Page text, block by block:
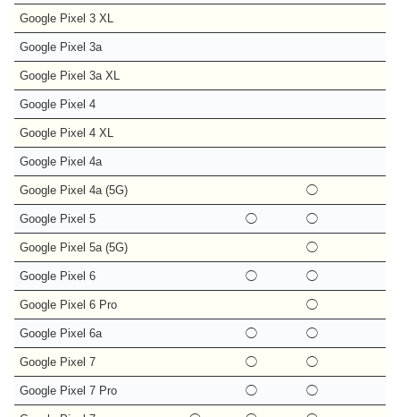
Google Pixel 3 XL
Google Pixel 3a
Google Pixel 3a XL
Google Pixel 4
Google Pixel 4 XL
Google Pixel 4a
Google Pixel 4a (5G) ◯
Google Pixel 5 ◯ ◯
Google Pixel 5a (5G) ◯
Google Pixel 6 ◯ ◯
Google Pixel 6 Pro ◯
Google Pixel 6a ◯ ◯
Google Pixel 7 ◯ ◯
Google Pixel 7 Pro ◯ ◯